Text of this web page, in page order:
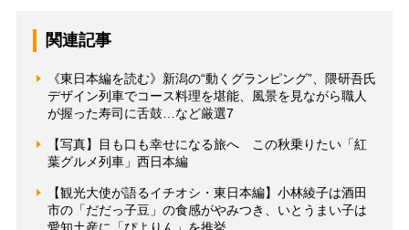
関連記事
《東日本編を読む》新潟の“動くグランピング”、隈研吾氏
デザイン列車でコース料理を堪能、風景を見ながら職人
が握った寿司に舌鼓…など厳選7
【写真】目も口も幸せになる旅へ この秋乗りたい「紅
葉グルメ列車」西日本編
【観光大使が語るイチオシ・東日本編】小林綾子は酒田
市の「だだっ子豆」の食感がやみつき、いとうまい子は
愛知土産に「ぴよりん」を推挙